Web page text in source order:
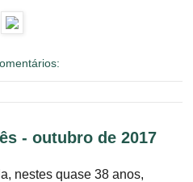
- outubro de 2017
nestes quase 38 anos,